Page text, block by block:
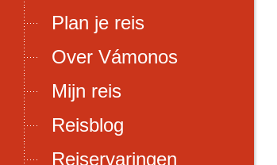
Plan je reis
Over Vámonos
Mijn reis
Reisblog
Reiservaringen